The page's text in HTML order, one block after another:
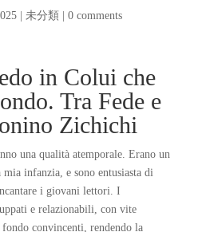
| 未分類 0 comments
in Colui che
Tra Fede e
Zichichi
una qualità atemporale. Erano un
infanzia, e sono entusiasta di
i giovani lettori. I
e relazionabili, con vite
convincenti, rendendo la